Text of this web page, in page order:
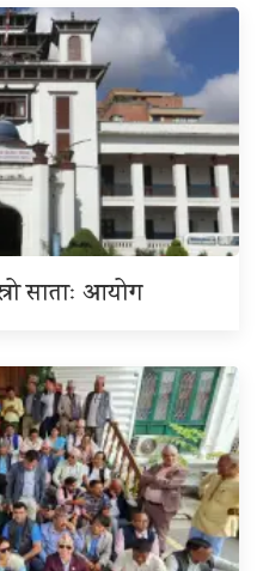
साताः आयोग